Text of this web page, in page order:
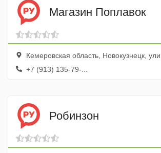
Магазин Поплавок
Кемеровская область, Новокузнецк,
+7 (913) 135-79-...
Робинзон